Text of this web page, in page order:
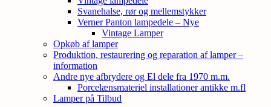
Svanehalse, rør og mellemstykker
Verner Panton lampedele – Nye
Vintage Lamper
Opkøb af lamper
Produktion, restaurering og reparation af lamper –
information
Andre nye afbrydere og El dele fra 1970 m.m.
Porcelænsmateriel installationer antikke m.fl
Lamper på Tilbud